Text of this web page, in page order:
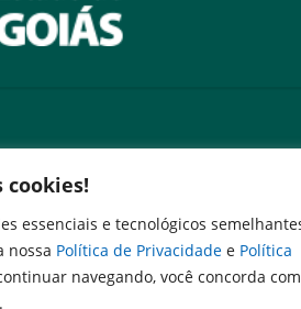
cookies!
essenciais e tecnológicos
nossa Política de Privacidade e Política
navegando, você concorda com